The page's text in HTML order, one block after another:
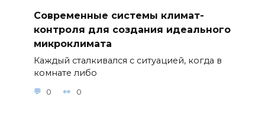
Современные системы климат-
контроля для создания идеального
микроклимата
Каждый сталкивался с ситуацией, когда в
комнате либо
0 0